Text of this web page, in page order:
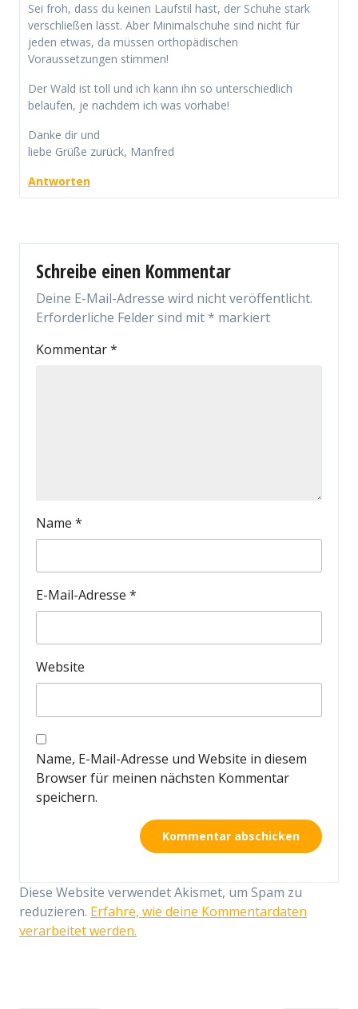
Sei froh, dass du keinen Laufstil hast, der Schuhe stark
verschließen lässt. Aber Minimalschuhe sind nicht für
jeden etwas, da müssen orthopädischen
Voraussetzungen stimmen!
Der Wald ist toll und ich kann ihn so unterschiedlich
belaufen, je nachdem ich was vorhabe!
Danke dir und
liebe Grüße zurück, Manfred
Antworten
Schreibe einen Kommentar
Deine E-Mail-Adresse wird nicht veröffentlicht.
Erforderliche Felder sind mit* markiert
Kommentar*
Name *
E-Mail-Adresse *
Website
Name, E-Mail-Adresse und Website in diesem
Browser für meinen nächsten Kommentar
speichern.
Diese Website verwendet Akismet, um Spam zu
reduzieren. Erfahre, wie deine Kommentardaten
verarbeitet werden.